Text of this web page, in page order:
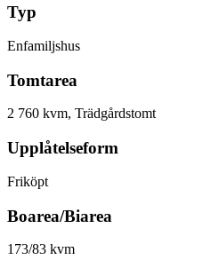
Typ
Enfamiljshus
Tomtarea
2 760 kvm, Trädgårdstomt
Upplåtelseform
Friköpt
Boarea/Biarea
173/83 kvm